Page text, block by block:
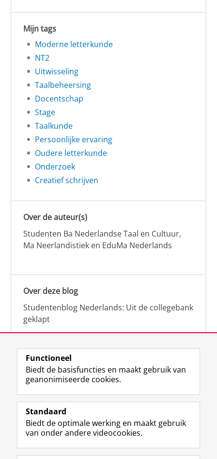
Mijn tags
Moderne letterkunde
NT2
Uitwisseling
Taalbeheersing
Docentschap
Stage
Taalkunde
Persoonlijke ervaring
Oudere letterkunde
Onderzoek
Creatief schrijven
Over de auteur(s)
Studenten Ba Nederlandse Taal en Cultuur,
Ma Neerlandistiek en EduMa Nederlands
Over deze blog
Studentenblog Nederlands: Uit de collegebank
geklapt
Volg de RUG
F
a
e
b
o
L
i
k
e
I
R
S
-
f
e
I
n
t
r
Y
o
T
e
Studiekiezers
Functioneel
Biedt de basisfuncties en maakt gebruik van
geanonimiseerde cookies.
Standaard
Biedt de optimale werking en maakt gebruik
van onder andere videocookies.